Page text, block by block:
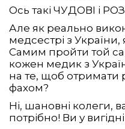
Ось такі ЧУДОВІ і
Але як реально
медсестрі з України,
Самим пройти той
кожен медик з
на те, щоб отримати
фахом?
Ні, шановні колеги,
потрібно! Ви у